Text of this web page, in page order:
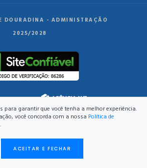
DOURADINA - ADMINISTRAÇÃO
2025/2028
para garantir que você tenha a melhor experiência.
você concorda com a nossa Política de
.
ACEITAR E FECHAR